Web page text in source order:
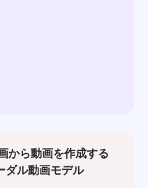
から動画を作成する
ル動画モデル